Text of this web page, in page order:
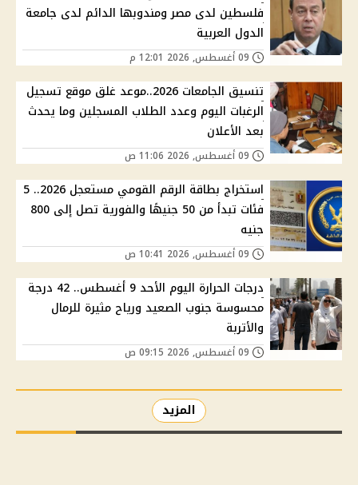
فلسطين لدى مصر ومندوبها الدائم لدى جامعة
الدول العربية
تنسيق الجامعات 2026..موعد غلق موقع تسجيل
الرغبات اليوم وعدد الطلاب المسجلين وما يحدث
بعد الأعلان
استخراج بطاقة الرقم القومي مستعجل 2026.. 5
فئات تبدأ من 50 جنيهًا والفورية تصل إلى 800
جنيه
درجات الحرارة اليوم الأحد 9 أغسطس.. 42 درجة
محسوسة جنوب الصعيد ورياح مثيرة للرمال
والأتربة
المزيد